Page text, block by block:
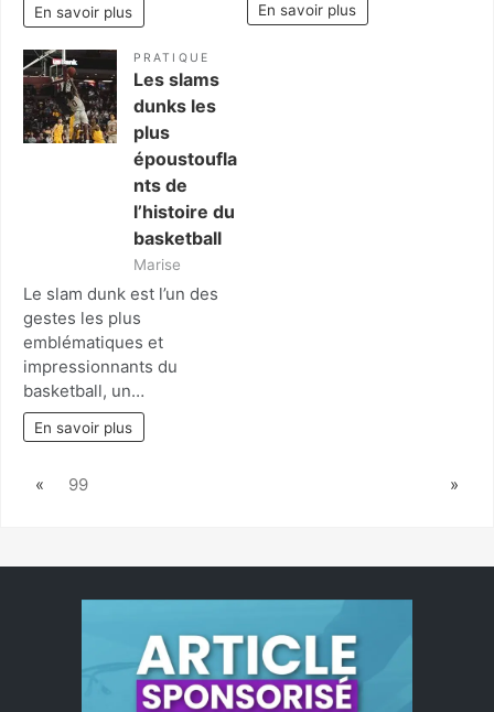
En savoir plus En savoir plus
PRATIQUE
Les slams
dunks les
plus
époustoufla
nts de
l’histoire du
basketball
Marise
Le slam dunk est l’un des
gestes les plus
emblématiques et
impressionnants du
basketball, un…
En savoir plus
Page:
Previous
« 99 Next
»